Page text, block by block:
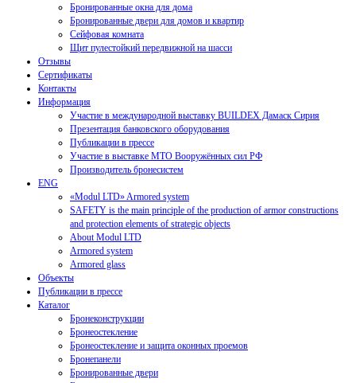
Бронированные окна для дома
Бронированные двери для домов и квартир
Сейфовая комната
Щит пулестойкий передвижной на шасси
Отзывы
Сертификаты
Контакты
Информация
Участие в международной выставку BUILDEX Дамаск Сирия
Презентация банковского оборудования
Публикации в прессе
Участие в выставке МТО Вооружённых сил РФ
Производитель бронесистем
ENG
«Modul LTD» Armored system
SAFETY is the main principle of the production of armor constructions
and protection elements of strategic objects
About Modul LTD
Armored system
Armored glass
Объекты
Публикации в прессе
Каталог
Бронеконструкции
Бронеостекление
Бронеостекление и защита оконных проемов
Бронепанели
Бронированные двери